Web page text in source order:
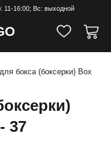
11-16:00; Вс: выходной
бокса (боксерки) Box
37